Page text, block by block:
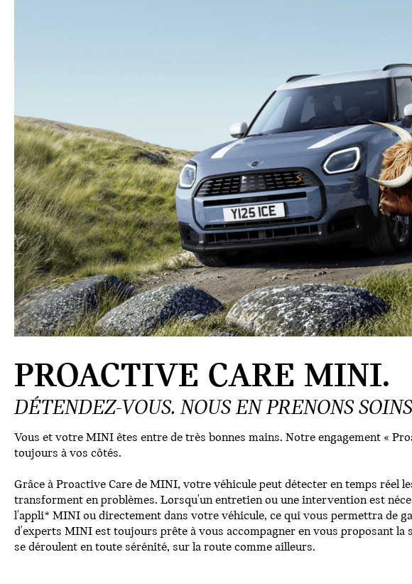
PROACTIVE CARE MINI.
DÉTENDEZ-VOUS. NOUS EN PRENONS
Vous et votre MINI êtes entre de très bonnes mains. Notre engagement «
toujours à vos côtés.
Grâce à Proactive Care de MINI, votre véhicule peut détecter en temps réel
transforment en problèmes. Lorsqu'un entretien ou une intervention est
l'appli* MINI ou directement dans votre véhicule, ce qui vous permettra de
d'experts MINI est toujours prête à vous accompagner en vous proposant
se déroulent en toute sérénité, sur la route comme ailleurs.